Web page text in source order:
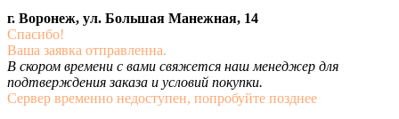
г. Воронеж, ул. Большая Манежная, 14
Спасибо!
Ваша заявка отправленна.
В скором времени с вами свяжется наш менеджер для
подтверждения заказа и условий покупки.
Сервер временно недоступен, попробуйте позднее